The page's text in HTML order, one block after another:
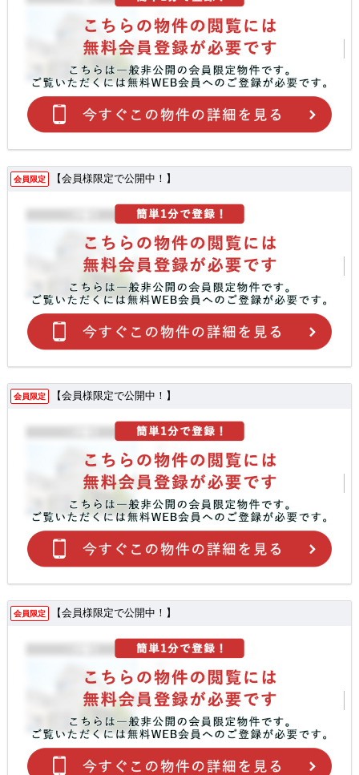
会員限定 【会員様限定で公開中！】
会員限定 【会員様限定で公開中！】
会員限定 【会員様限定で公開中！】